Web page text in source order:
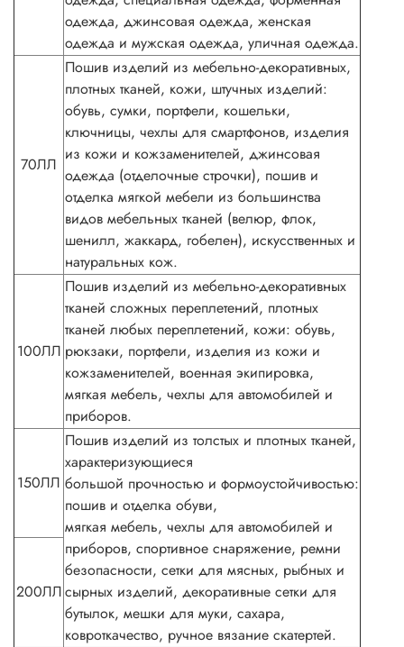
одежда, джинсовая одежда, женская
одежда и мужская одежда, уличная одежда.
70ЛЛ
Пошив изделий из мебельно-декоративных,
плотных тканей, кожи, штучных изделий:
обувь, сумки, портфели, кошельки,
ключницы, чехлы для смартфонов, изделия
из кожи и кожзаменителей, джинсовая
одежда (отделочные строчки), пошив и
отделка мягкой мебели из большинства
видов мебельных тканей (велюр, флок,
шенилл, жаккард, гобелен), искусственных и
натуральных кож.
100ЛЛ
Пошив изделий из мебельно-декоративных
тканей сложных переплетений, плотных
тканей любых переплетений, кожи: обувь,
рюкзаки, портфели, изделия из кожи и
кожзаменителей, военная экипировка,
мягкая мебель, чехлы для автомобилей и
приборов.
150ЛЛ
Пошив изделий из толстых и плотных тканей,
характеризующиеся
большой прочностью и формоустойчивостью:
пошив и отделка обуви,
мягкая мебель, чехлы для автомобилей и
приборов, спортивное снаряжение, ремни
безопасности, сетки для мясных, рыбных и
сырных изделий, декоративные сетки для
бутылок, мешки для муки, сахара,
ковроткачество, ручное вязание скатертей.
200ЛЛ